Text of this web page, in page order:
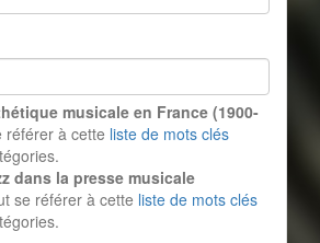
musicale en France (1900-
référer à cette liste de mots clés
dans la presse musicale
se référer à cette liste de mots clés